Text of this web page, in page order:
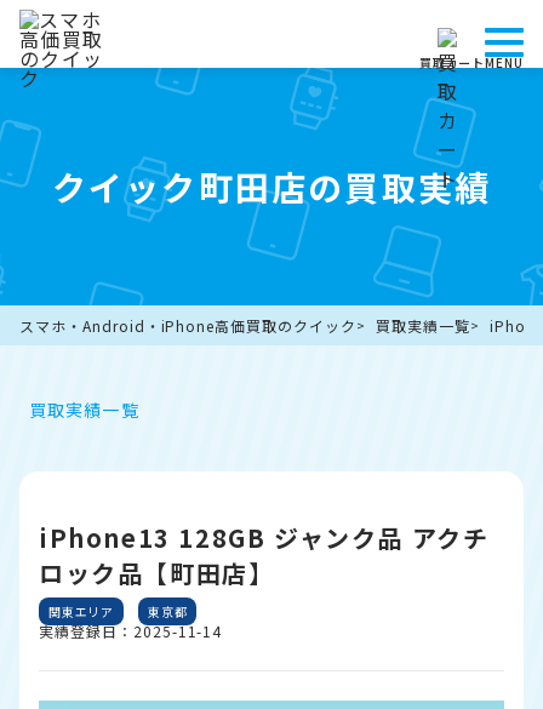
買取カートMENU
クイック町田店の買取実績
スマホ・Android・iPhone高価買取のクイック 買取実績一覧
買取実績一覧
iPhone13 128GB ジャンク品 アクチ
ロック品【町田店】
関東エリア 東京都
実績登録日：2025-11-14